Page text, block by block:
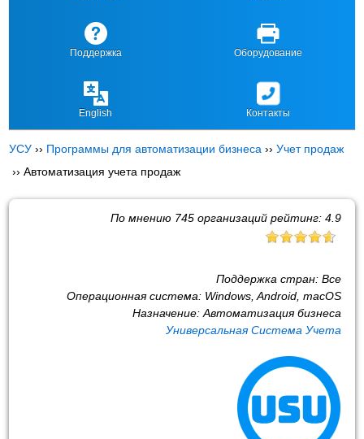
Поддержка Оборудование
English Контакты
УСУ ›› Программы для автоматизации бизнеса ››Учет продаж
››Автоматизация учета продаж
По мнению 745организаций рейтинг: 4.9
Поддержка стран: Все
Операционная система: Windows, Android, macOS
Назначение: Автоматизация бизнеса
Универсальная Система Учета